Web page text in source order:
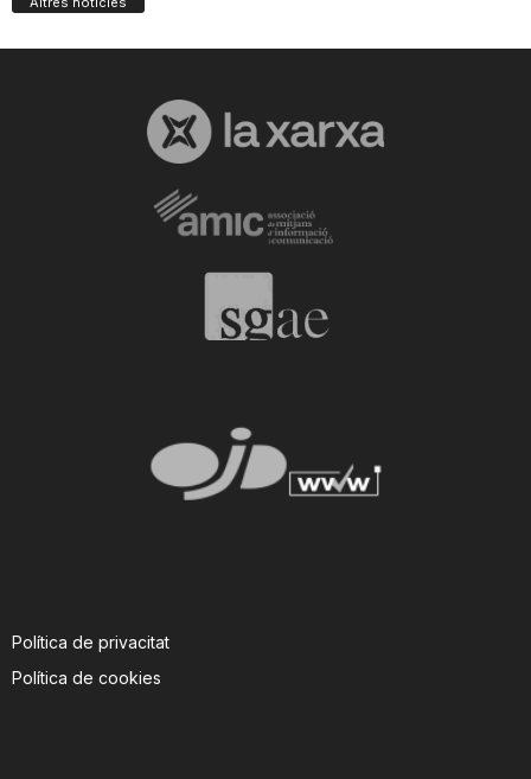
Política de privacitat
Política de cookies